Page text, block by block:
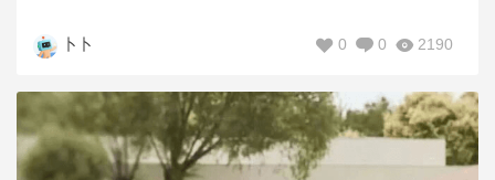
卜卜 2190
0
0